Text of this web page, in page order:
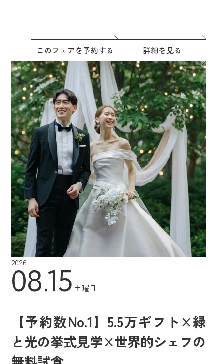
このフェアを予約する 詳細を見る
2026
08.15土曜日
【予約数No.1】5.5万ギフト×緑
と光の挙式見学×世界的シェフの